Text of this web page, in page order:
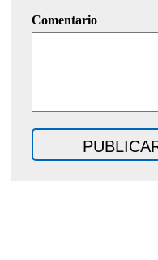
Comentario